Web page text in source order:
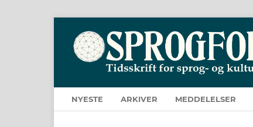
NYESTE ARKIVER MEDDELELSER